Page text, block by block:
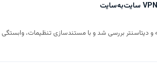
و دیتاسنتر بررسی شد و با مستندسازی تنظیمات، وابستگی